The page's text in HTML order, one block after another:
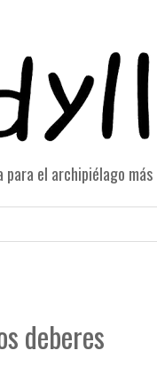
el archipiélago
deberes